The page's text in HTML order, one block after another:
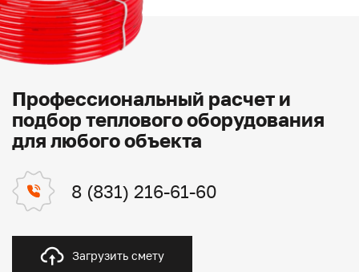
Профессиональный расчет и
подбор теплового оборудования
для любого объекта
8 (831) 216-61-60
Загрузить смету